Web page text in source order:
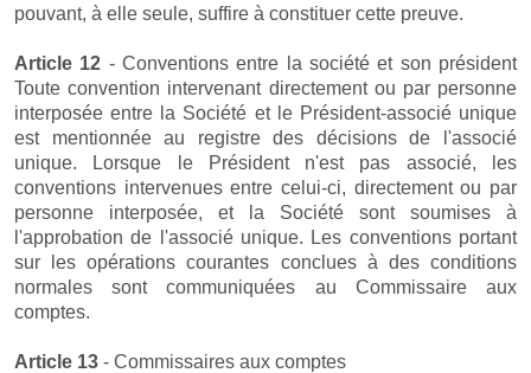
pouvant, à elle seule, suffire à constituer cette preuve.
Article 12 - Conventions entre la société et son président
Toute convention intervenant directement ou par personne
interposée entre la Société et le Président-associé unique
est mentionnée au registre des décisions de l'associé
unique. Lorsque le Président n'est pas associé, les
conventions intervenues entre celui-ci, directement ou par
personne interposée, et la Société sont soumises à
l'approbation de l'associé unique. Les conventions portant
sur les opérations courantes conclues à des conditions
normales sont communiquées au Commissaire aux
comptes.
Article 13 - Commissaires aux comptes